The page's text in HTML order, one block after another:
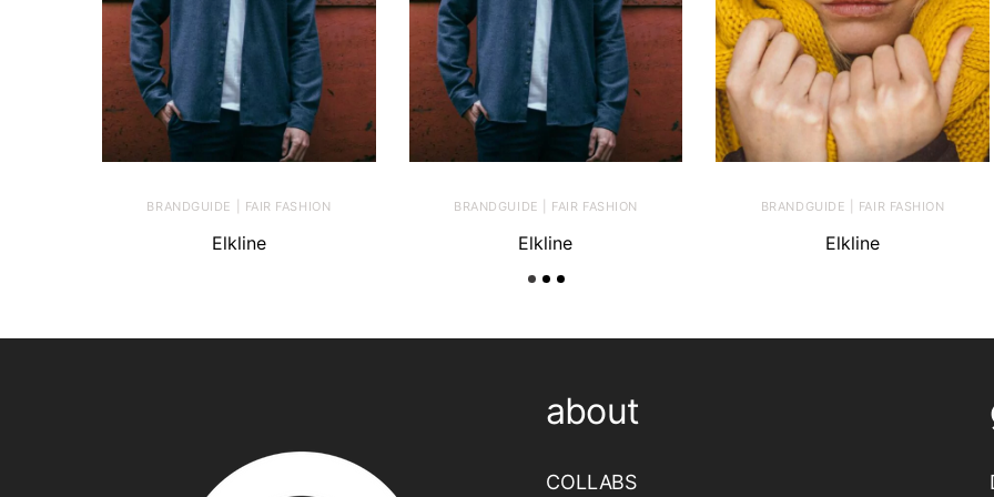
BRANDGUIDE | FAIR FASHION
Elkline
BRANDGUIDE | FAIR FASHION
Elkline
BRANDGUIDE | FAIR FASHION
Elkline
about
COLLABS